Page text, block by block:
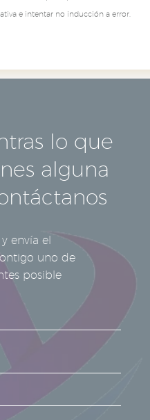
e intentar no inducción a error.
lo que
alguna
envía el
uno de
posible